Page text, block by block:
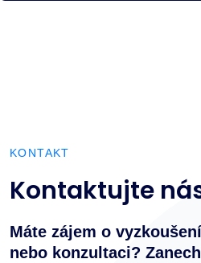
KONTAKT
Kontaktujte
Máte zájem o
nebo konzultaci?